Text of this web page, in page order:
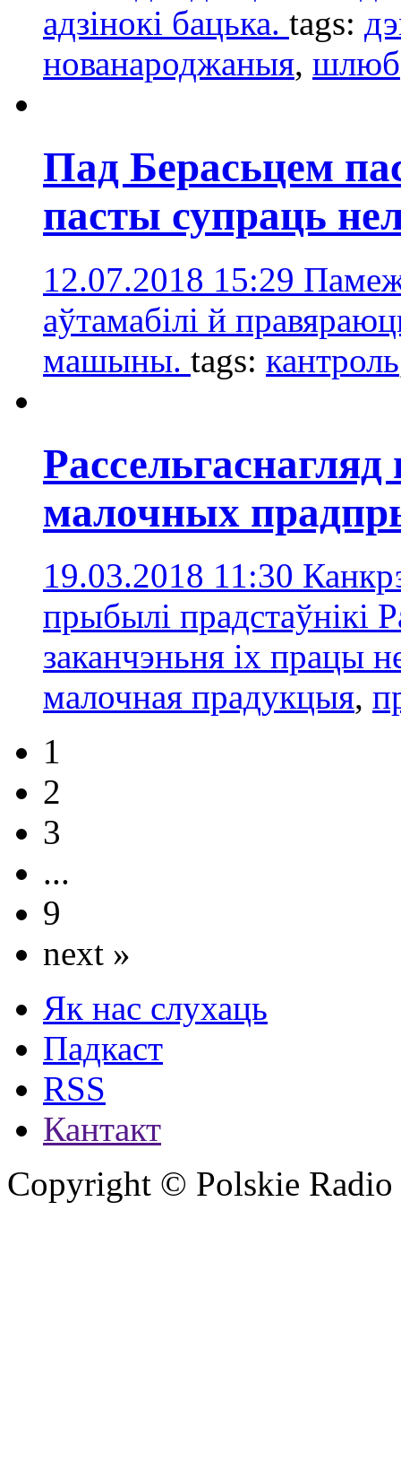
адзінокі бацька. tags:
нованароджаныя, шлюб
Пад Берасьцем
пасты супраць
12.07.2018 15:29
аўтамабілі й
машыны. tags: кантроль
малочных
19.03.2018 11:30
прыбылі прадстаўнікі
заканчэньня іх працы
малочная прадукцыя,
1
2
3
...
9
next »
Як нас слухаць
Падкаст
RSS
Кантакт
Copyright © Polskie